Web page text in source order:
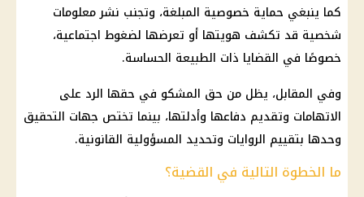
كما ينبغي حماية خصوصية المبلغة، وتجنب نشر معلومات
شخصية قد تكشف هويتها أو تعرضها لضغوط اجتماعية،
خصوصًا في القضايا ذات الطبيعة الحساسة.
وفي المقابل، يظل من حق المشكو في حقها الرد على
الاتهامات وتقديم دفاعها وأدلتها، بينما تختص جهات التحقيق
وحدها بتقييم الروايات وتحديد المسؤولية القانونية.
ما الخطوة التالية في القضية؟